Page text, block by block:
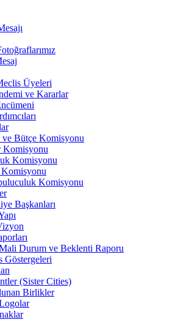
Üyeleri
ve Kararlar
ve Bütçe Komisyonu
Komisyonu
Komisyonu
Komisyonu
Başkanları
Durum ve Beklenti Raporu
Göstergeleri
(Sister Cities)
Birlikler